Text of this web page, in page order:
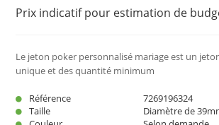
Prix indicatif pour estimation de
Le jeton poker personnalisé mariage est un
unique et des quantité minimum
Référence
7269196324
Taille
Diamètre de